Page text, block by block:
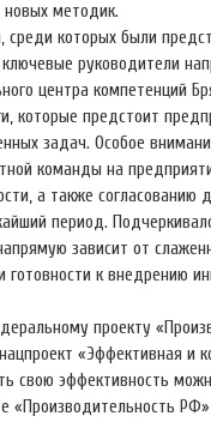
новых методик.
среди которых были
руководители
центра компетенций
которые предстоит
задач. Особое
команды на
а также согласованию
период.
зависит от
готовности к внедрению
проекту
«Эффективная и
свою эффективность
«Производительность